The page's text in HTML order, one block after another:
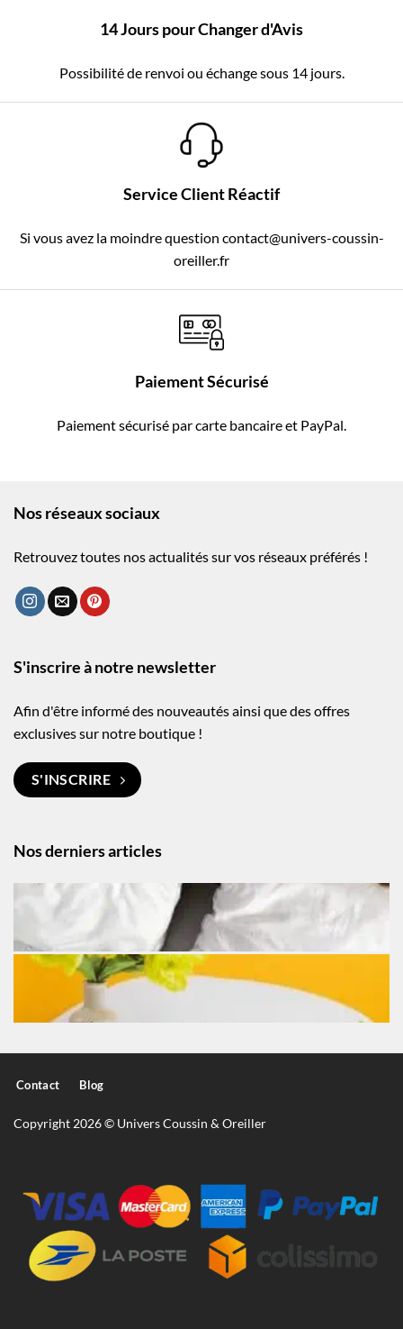
14 Jours pour Changer d'Avis
Possibilité de renvoi ou échange sous 14 jours.
Service Client Réactif
Si vous avez la moindre question contact@univers-coussin-
oreiller.fr
Paiement Sécurisé
Paiement sécurisé par carte bancaire et PayPal.
Nos réseaux sociaux
Retrouvez toutes nos actualités sur vos réseaux préférés !
Nos derniers articles
S'inscrire à notre newsletter
Afin d'être informé des nouveautés ainsi que des offres
exclusives sur notre boutique !
S'INSCRIRE
Contact Blog
Copyright 2026 © Univers Coussin & Oreiller